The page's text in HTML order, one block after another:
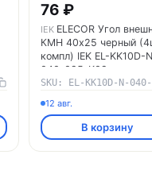
76 ₽
IEK ELECOR Угол
КМН 40х25 черный
компл) IEK EL-KK10D-
040-025-K02
12 авг.
В корзину